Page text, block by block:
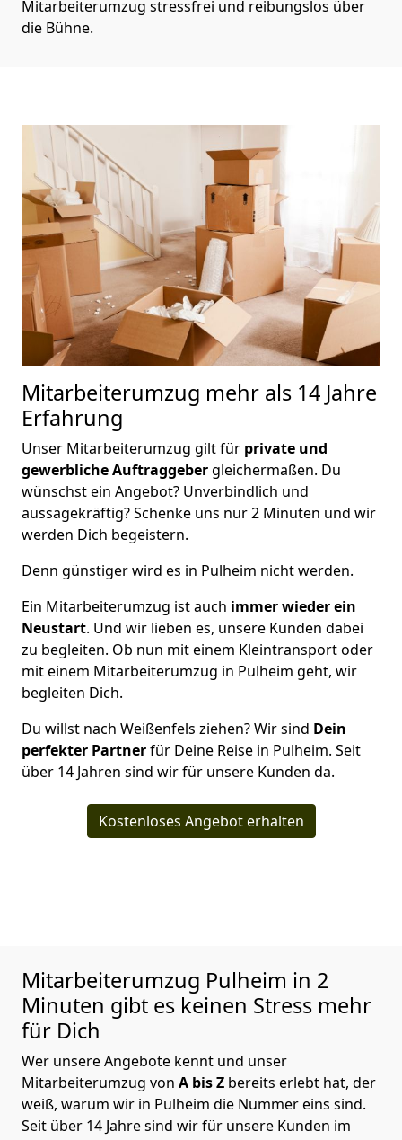
Mitarbeiterumzug stressfrei und reibungslos über
die Bühne.
Mitarbeiterumzug mehr als 14 Jahre
Erfahrung
Unser Mitarbeiterumzug gilt für private und
gewerbliche Auftraggebergleichermaßen. Du
wünschst ein Angebot? Unverbindlich und
aussagekräftig? Schenke uns nur 2 Minuten und wir
werden Dich begeistern.
Denn günstiger wird es in Pulheim nicht werden.
Ein Mitarbeiterumzug ist auch immer wieder ein
Neustart. Und wir lieben es, unsere Kunden dabei
zu begleiten. Ob nun mit einem Kleintransport oder
mit einem Mitarbeiterumzug in Pulheim geht, wir
begleiten Dich.
Du willst nach Weißenfels ziehen? Wir sind Dein
perfekter Partnerfür Deine Reise in Pulheim. Seit
über 14 Jahren sind wir für unsere Kunden da.
Kostenloses Angebot erhalten
Mitarbeiterumzug Pulheim in 2
Minuten gibt es keinen Stress mehr
für Dich
Wer unsere Angebote kennt und unser
Mitarbeiterumzug von A bis Z bereits erlebt hat, der
weiß, warum wir in Pulheim die Nummer eins sind.
Seit über 14 Jahre sind wir für unsere Kunden im